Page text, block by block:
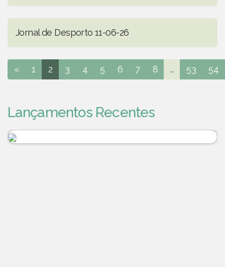
Jornal de Desporto 11-06-26
« 1 2 3 4 5 6 7 8 ... 53 54
Lançamentos Recentes